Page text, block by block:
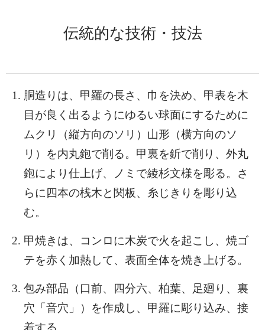
伝統的な技術・技法
胴造りは、甲羅の長さ、巾を決め、甲表を木
目が良く出るようにゆるい球面にするために
ムクリ（縦方向のソリ）山形（横方向のソ
リ）を内丸鉋で削る。甲裏を釿で削り、外丸
鉋により仕上げ、ノミで綾杉文様を彫る。さ
らに四本の桟木と関板、糸じきりを彫り込
む。
甲焼きは、コンロに木炭で火を起こし、焼ゴ
テを赤く加熱して、表面全体を焼き上げる。
包み部品（口前、四分六、柏葉、足廻り、裏
穴「音穴」）を作成し、甲羅に彫り込み、接
着する。